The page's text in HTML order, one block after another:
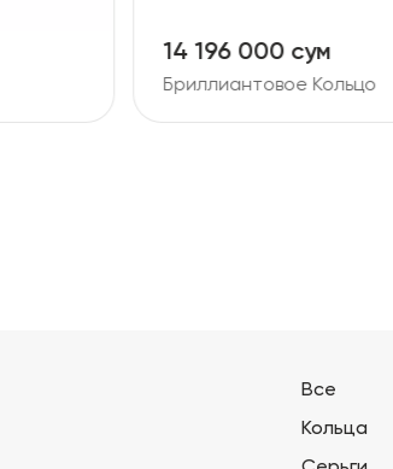
14 196 000 сум
Бриллиантовое Кольцо
Все
Кольца